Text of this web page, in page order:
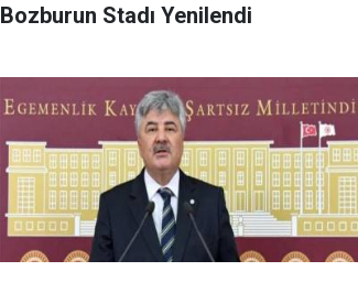
Bozburun Stadı Yenilendi